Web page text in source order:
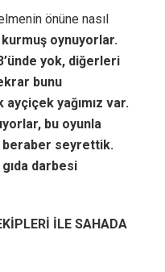
önüne nasıl
oynuyorlar.
yok, diğerleri
bunu
yağımız var.
bu oyunla
beraber seyrettik.
darbesi
İLE SAHADA